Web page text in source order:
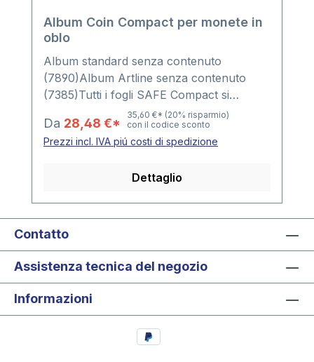
Album Coin Compact per monete in
oblo
Album standard senza contenuto
(7890)Album Artline senza contenuto
(7385)Tutti i fogli SAFE Compact si
inseriscono in questi album.Inoltre, sono
disponibili fogli speciali per Euro, set di
monete, monete in PP, monete in oblo,
contenere fino 35 fogli Nr. 7855 per gli
x 67 mm. Formato Album: 250 x 330 x 80
Da 28,48 €*
35,60 €* (20% risparmio)
con il codice sconto
Prezzi incl. IVA piú costi di spedizione
Dettaglio
Contatto
Assistenza tecnica del negozio
Informazioni